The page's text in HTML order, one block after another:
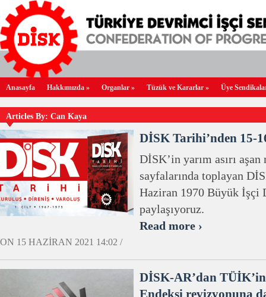
Anasayfa Hakkımızda » Organlar » Tüzük ve Kararlar » Üye
Articles By: Can Kaya
DİSK Tarihi’nden 15-
DİSK’in yarım asırı
sayfalarında toplayan
Haziran 1970 Büyük İşçi
paylaşıyoruz.
Read more ›
ON 15 HAZIRAN 2021 14:02 /
DİSK-AR’dan
Endeksi revizyonuna